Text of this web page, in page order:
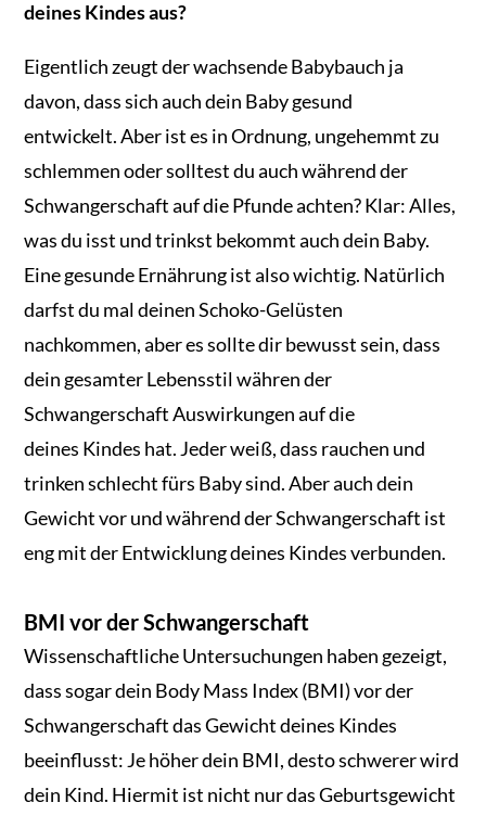
deines Kindes aus?
Eigentlich zeugt der wachsende Babybauch ja
davon, dass sich auch dein Baby gesund
entwickelt. Aber ist es in Ordnung, ungehemmt zu
schlemmen oder solltest du auch während der
Schwangerschaft auf die Pfunde achten? Klar: Alles,
was du isst und trinkst bekommt auch dein Baby.
Eine gesunde Ernährung ist also wichtig. Natürlich
darfst du mal deinen Schoko-Gelüsten
nachkommen, aber es sollte dir bewusst sein, dass
dein gesamter Lebensstil währen der
Schwangerschaft Auswirkungen auf die
deines Kindes hat. Jeder weiß, dass rauchen und
trinken schlecht fürs Baby sind. Aber auch dein
Gewicht vor und während der Schwangerschaft ist
eng mit der Entwicklung deines Kindes verbunden.
BMI vor der Schwangerschaft
Wissenschaftliche Untersuchungen haben gezeigt,
dass sogar dein Body Mass Index (BMI) vor der
Schwangerschaft das Gewicht deines Kindes
beeinflusst: Je höher dein BMI, desto schwerer wird
dein Kind. Hiermit ist nicht nur das Geburtsgewicht